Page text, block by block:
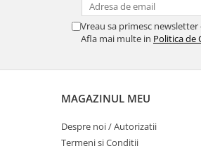
Vreau sa primesc
Afla mai multe in Politica de
MAGAZINUL MEU
Despre noi / Autorizatii
Termeni si Conditii